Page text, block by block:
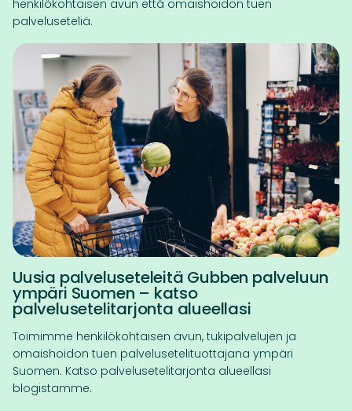
henkilökohtaisen avun että omaishoidon tuen
palveluseteliä.
Uusia palveluseteleitä Gubben palveluun
ympäri Suomen – katso
palvelusetelitarjonta alueellasi
Toimimme henkilökohtaisen avun, tukipalvelujen ja
omaishoidon tuen palvelusetelituottajana ympäri
Suomen. Katso palvelusetelitarjonta alueellasi
blogistamme.